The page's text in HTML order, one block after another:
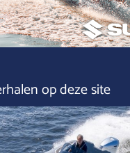
op deze site